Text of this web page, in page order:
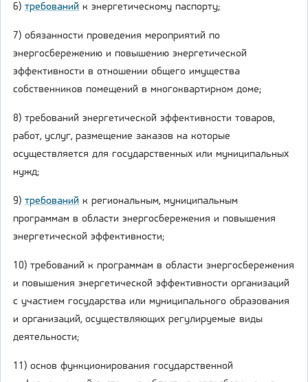
6) требований к энергетическому паспорту;
7) обязанности проведения мероприятий по
энергосбережению и повышению энергетической
эффективности в отношении общего имущества
собственников помещений в многоквартирном доме;
8) требований энергетической эффективности товаров,
работ, услуг, размещение заказов на которые
осуществляется для государственных или муниципальных
нужд;
9) требований к региональным, муниципальным
программам в области энергосбережения и повышения
энергетической эффективности;
10) требований к программам в области энергосбережения
и повышения энергетической эффективности организаций
с участием государства или муниципального образования
и организаций, осуществляющих регулируемые виды
деятельности;
11) основ функционирования государственной